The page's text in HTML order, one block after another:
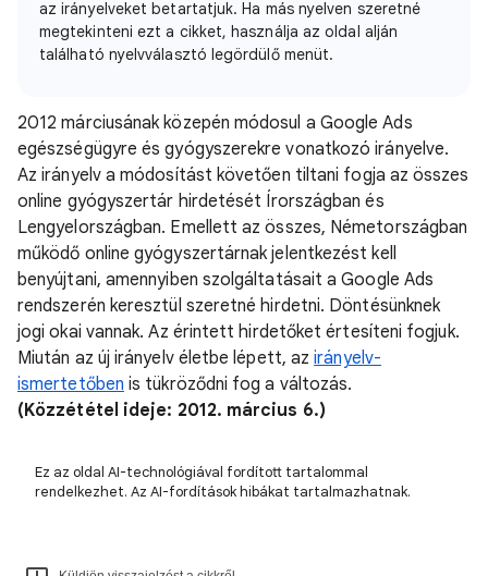
az irányelveket betartatjuk. Ha más nyelven szeretné
megtekinteni ezt a cikket, használja az oldal alján
található nyelvválasztó legördülő menüt.
2012 márciusának közepén módosul a Google Ads
egészségügyre és gyógyszerekre vonatkozó irányelve.
Az irányelv a módosítást követően tiltani fogja az összes
online gyógyszertár hirdetését Írországban és
Lengyelországban. Emellett az összes, Németországban
működő online gyógyszertárnak jelentkezést kell
benyújtani, amennyiben szolgáltatásait a Google Ads
rendszerén keresztül szeretné hirdetni. Döntésünknek
jogi okai vannak. Az érintett hirdetőket értesíteni fogjuk.
Miután az új irányelv életbe lépett, azirányelv-
ismertetőben is tükröződni fog a változás.
(Közzététel ideje: 2012. március 6.)
Ez az oldal AI-technológiával fordított tartalommal
rendelkezhet. Az AI-fordítások hibákat tartalmazhatnak.